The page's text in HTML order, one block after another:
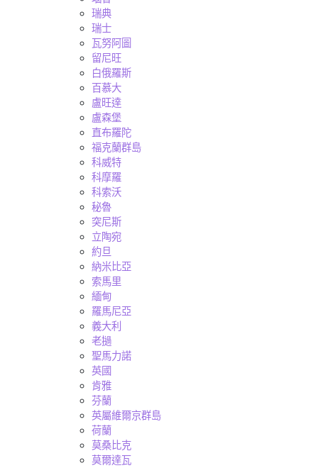
瑞典
瑞士
瓦努阿圖
留尼旺
白俄羅斯
百慕大
盧旺達
盧森堡
直布羅陀
福克蘭群島
科威特
科摩羅
科索沃
秘魯
突尼斯
立陶宛
約旦
納米比亞
索馬里
緬甸
羅馬尼亞
義大利
老撾
聖馬力諾
英國
肯雅
芬蘭
英屬維爾京群島
荷蘭
莫桑比克
莫爾達瓦